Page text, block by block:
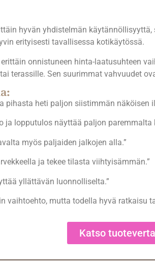
hyvän yhdistelmän
erityisesti tavallisessa kotikäytössä.
onnistuneen hinta-laatusuhteen
terassille. Sen suurimmat vahvuudet
pihasta heti paljon siistimmän näköisen
ja lopputulos näyttää paljon paremmalta
myös paljaiden jalkojen alla.”
ja tekee tilasta viihtyisämmän.”
yllättävän luonnolliselta.”
vaihtoehto, mutta todella hyvä ratkaisu
Katso